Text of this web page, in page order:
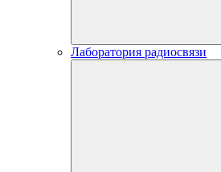
Лаборатория радиосвязи